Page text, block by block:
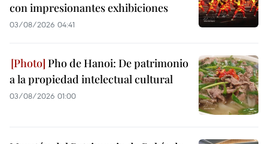
con impresionantes exhibiciones
03/08/2026 04:41
Pho de Hanoi: De patrimonio
a la propiedad intelectual cultural
03/08/2026 01:00